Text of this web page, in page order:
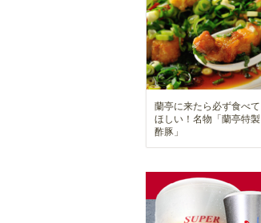
蘭亭に来たら必ず食べて
ほしい！名物「蘭亭特製
酢豚」